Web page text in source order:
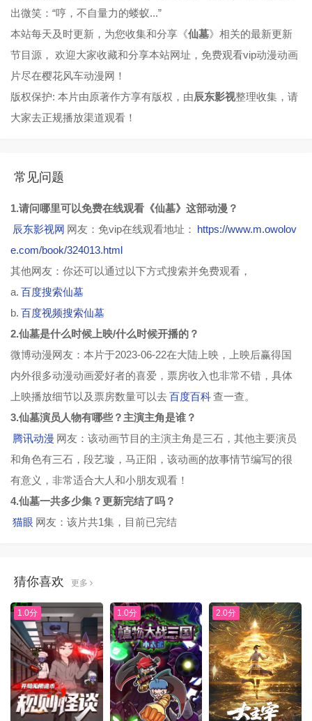
出微笑：“哼，不自量力的蝼蚁...”
本站每天及时更新，为您收集和分享《仙墓》相关的最新更新
节目源， 欢迎大家收藏和分享本站网址，免费观看vip动漫动画
片尽在樱花风车动漫网！
版权保护: 本片由原著作方享有版权，由辰东影视整理收集，请
大家去正规播放渠道观看！
常见问题
1.请问哪里可以免费在线观看《仙墓》这部动漫？
辰东影视网 网友：免vip在线观看地址： https://www.m.owolov
e.com/book/324013.html
其他网友：你还可以通过以下方式搜索并免费观看，
a. 百度搜索仙墓
b. 百度视频搜索仙墓
2.仙墓是什么时候上映/什么时候开播的？
微博动漫网友：本片于2023-06-22在大陆上映，上映后赢得国
内外很多动漫动画爱好者的喜爱，票房收入也非常不错，具体
上映播放细节以及票房数量可以去百度百科查一查。
3.仙墓演员人物有哪些？主演主角是谁？
腾讯动漫 网友：该动画节目的主演主角是三石，其他主要演员
和角色有三石，段艺璇，马正阳，该动画的故事情节编写的很
有意义，非常适合大人和小朋友观看！
4.仙墓一共多少集？更新完结了吗？
猫眼 网友：该片共1集，目前已完结
猜你喜欢 更多
1.0分 1.0分 2.0分